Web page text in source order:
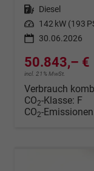
Kraftstoff Diesel
Leistung 142 kW (193
30.06.2026
50.843,– €
incl. 21% MwSt.
Verbrauch
CO2-Klasse: F
CO2-